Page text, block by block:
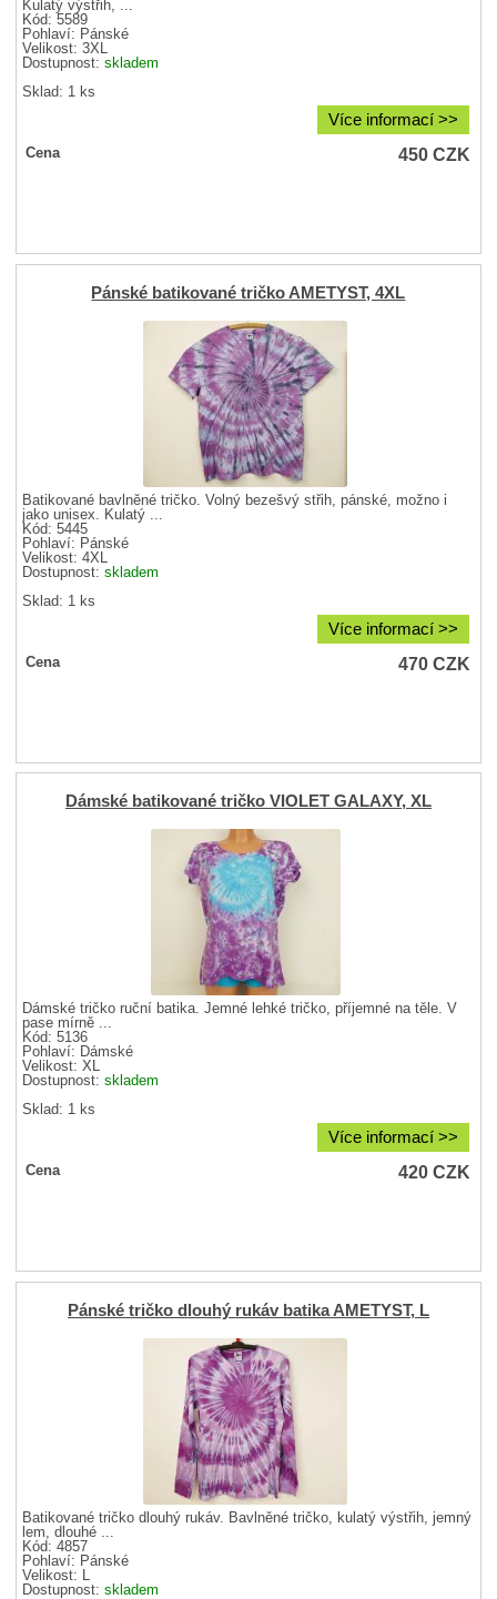
Kulatý výstřih, ...
Kód: 5589
Pohlaví: Pánské
Velikost:3XL
Dostupnost:skladem
Sklad: 1 ks
Více informací >>
Cena 450CZK
Pánské batikované tričko AMETYST, 4XL
Batikované bavlněné tričko. Volný bezešvý střih, pánské, možno i
jako unisex. Kulatý ...
Kód: 5445
Pohlaví: Pánské
Velikost:4XL
Dostupnost:skladem
Sklad: 1 ks
Více informací >>
Cena 470CZK
Dámské batikované tričko VIOLET GALAXY, XL
Dámské tričko ruční batika. Jemné lehké tričko, příjemné na těle. V
pase mírně ...
Kód: 5136
Pohlaví: Dámské
Velikost:XL
Dostupnost:skladem
Sklad: 1 ks
Více informací >>
Cena 420CZK
Pánské tričko dlouhý rukáv batika AMETYST, L
Batikované tričko dlouhý rukáv. Bavlněné tričko, kulatý výstřih, jemný
lem, dlouhé ...
Kód: 4857
Pohlaví: Pánské
Velikost: L
Dostupnost:skladem